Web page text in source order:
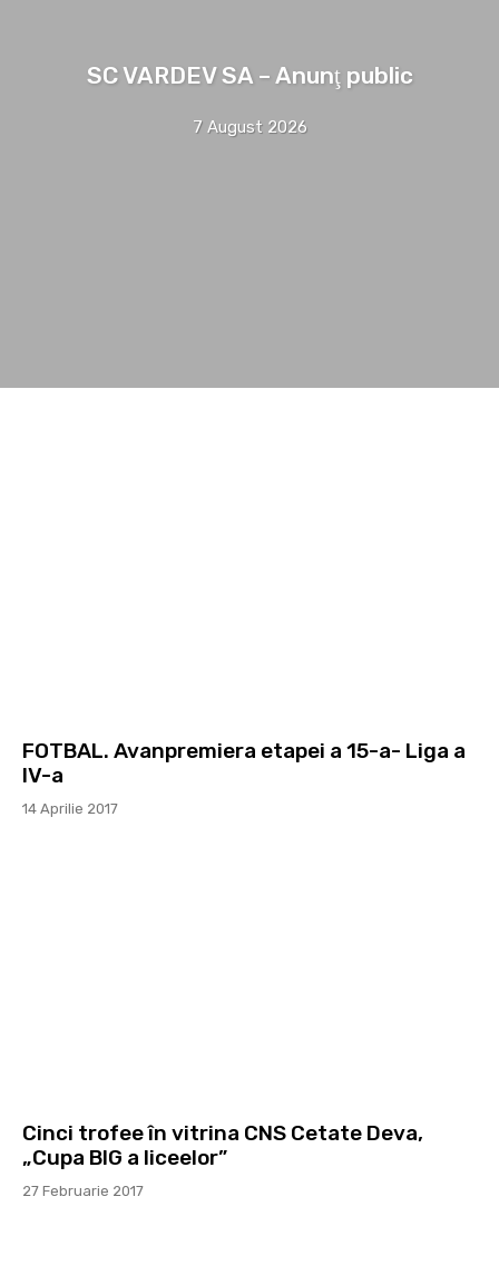
SC VARDEV SA – Anunţ public
7 August 2026
FOTBAL. Avanpremiera etapei a 15-a- Liga a
IV-a
14 Aprilie 2017
Cinci trofee în vitrina CNS Cetate Deva,
„Cupa BIG a liceelor”
27 Februarie 2017